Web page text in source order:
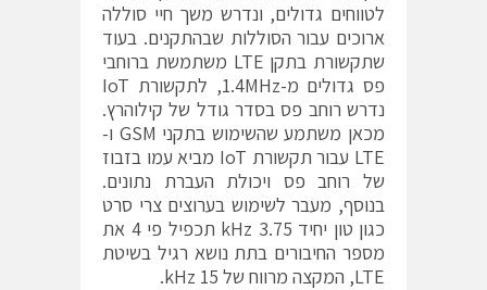
לטווחים גדולים, ונדרש משך חיי סוללה
ארוכים עבור הסוללות שבהתקנים. בעוד
שתקשורת בתקן LTE משתמשת ברוחבי
פס גדולים מ-1.4MHz, לתקשורת IoT
נדרש רוחב פס בסדר גודל של קילוהרץ.
מכאן משתמע שהשימוש בתקני GSM ו-
LTE עבור תקשורת IoT מביא עמו בזבוז
של רוחב פס ויכולת העברת נתונים.
בנוסף, מעבר לשימוש בערוצים צרי סרט
כגון טון יחיד 3.75 kHz תכפיל פי 4 את
מספר החיבורים בתת נושא רגיל בשיטת
LTE, המקצה מרווח של 15 kHz.